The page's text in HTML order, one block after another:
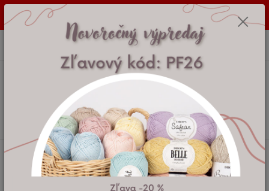
Dovolenka od 7. 8. 2026 do 14. 8. 2026. Vaše objednávky vybavíme a
odošleme 17. 8. 2026. Ďakujeme.
Hľadať
Úvod Pletacie a háčkovacie priadze CATANIA 00432
CATANIA 00432